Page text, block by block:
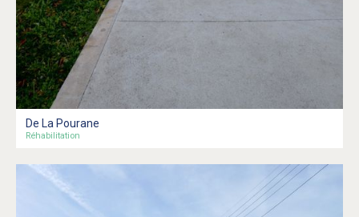
De La Pourane
Réhabilitation